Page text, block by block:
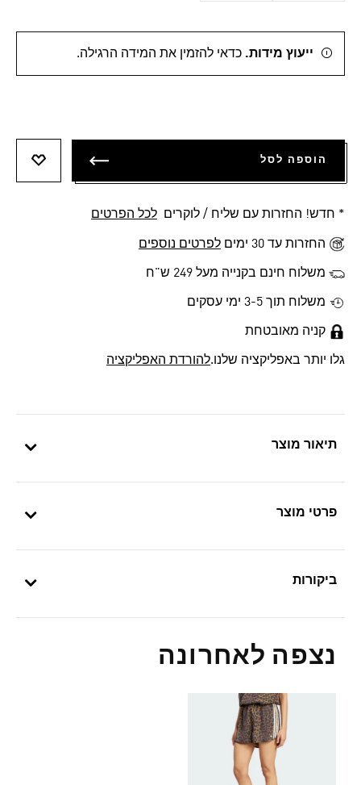
תיאור מוצר
פרטי מוצר
ביקורות
נצפה לאחרונה
ייעוץ מידות. כדאי להזמין את המידה הרגילה.
הוספה לסל
* חדש! החזרות עם שליח / לוקרים לכל הפרטים
החזרות עד 30 ימים לפרטים נוספים
משלוח חינם בקנייה מעל 249 ש"ח
משלוח תוך 3-5 ימי עסקים
קניה מאובטחת
גלו יותר באפליקציה שלנו.להורדת האפליקציה